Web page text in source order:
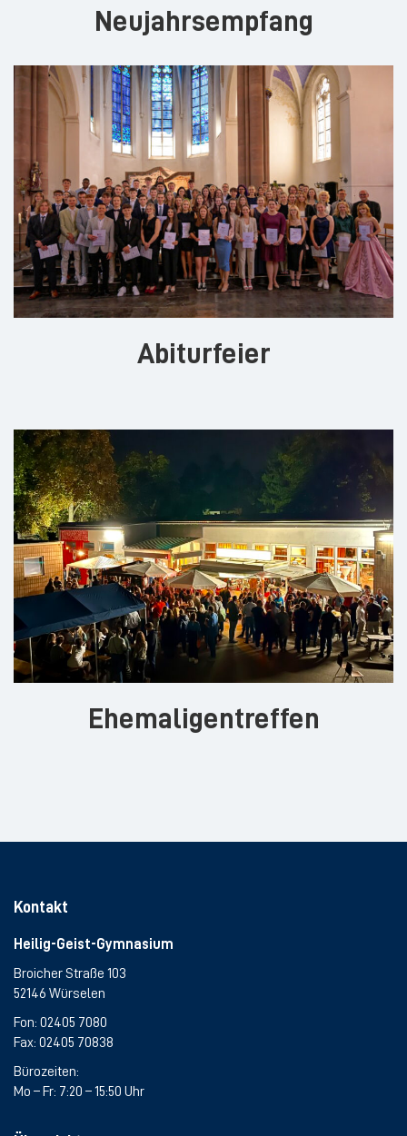
Neujahrsempfang
Abiturfeier
Ehemaligentreffen
Kontakt
Heilig-Geist-Gymnasium
Broicher Straße 103
52146 Würselen
Fon: 02405 7080
Fax: 02405 70838
Bürozeiten:
Mo – Fr: 7:20 – 15:50 Uhr